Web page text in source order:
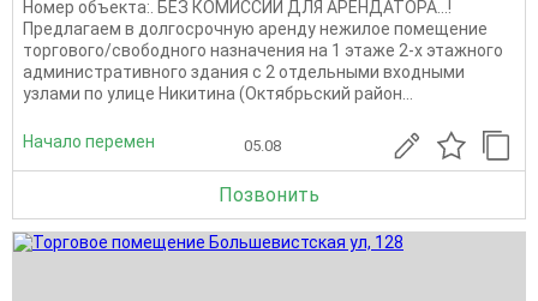
Номер объекта:. БЕЗ КОМИССИИ ДЛЯ АРЕНДАТОРА...!
Предлагаем в долгосрочную аренду нежилое помещение
торгового/свободного назначения на 1 этаже 2-х этажного
административного здания с 2 отдельными входными
узлами по улице Никитина (Октябрьский район...
Начало перемен 05.08
Позвонить